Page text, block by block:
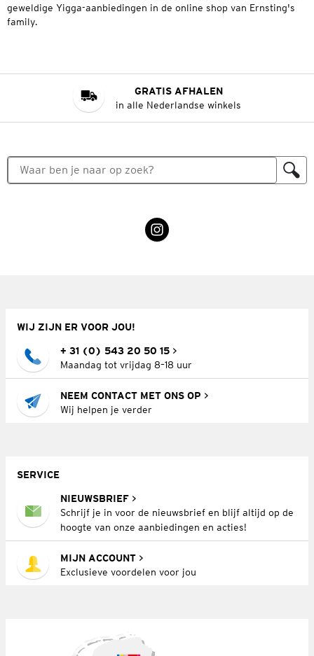
geweldige Yigga-aanbiedingen in de online shop van Ernsting's
family.
GRATIS AFHALEN
in alle Nederlandse winkels
WIJ ZIJN ER VOOR JOU!
+ 31 (0) 543 20 50 15
Maandag tot vrijdag 8–18 uur
NEEM CONTACT MET ONS OP
Wij helpen je verder
SERVICE
NIEUWSBRIEF
Schrijf je in voor de nieuwsbrief en blijf altijd op de
hoogte van onze aanbiedingen en acties!
MIJN ACCOUNT
Exclusieve voordelen voor jou